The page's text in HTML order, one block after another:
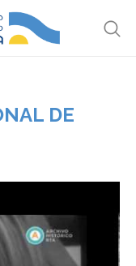
DE